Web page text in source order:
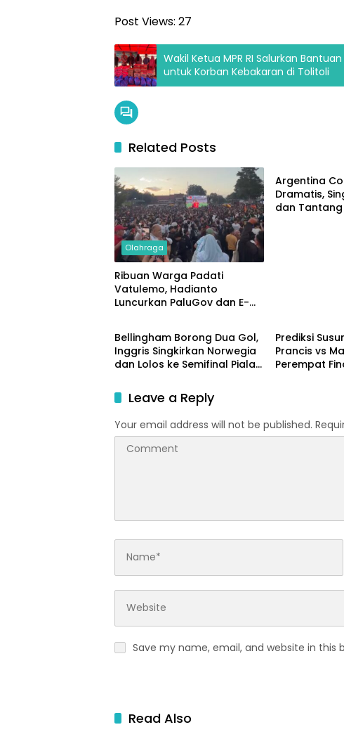
Post Views: 27
Wakil Ketua MPR RI Salurkan
untuk Korban Kebakaran di Tolitoli
Related Posts
Olahraga
Ribuan Warga Padati
Vatulemo, Hadianto
Luncurkan PaluGov dan E-
Argentina
Dramatis,
dan Tantang
Olahraga
Bellingham Borong Dua Gol,
Inggris Singkirkan Norwegia
dan Lolos ke Semifinal Piala
Prediksi
Prancis vs
Perempat
Leave a Reply
Your email address will not be published.
Save my name, email, and website in
Read Also